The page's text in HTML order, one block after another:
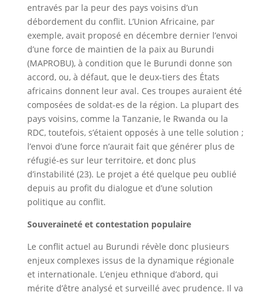
entravés par la peur des pays voisins d’un
débordement du conflit. L’Union Africaine, par
exemple, avait proposé en décembre dernier l’envoi
d’une force de maintien de la paix au Burundi
(MAPROBU), à condition que le Burundi donne son
accord, ou, à défaut, que le deux-tiers des États
africains donnent leur aval. Ces troupes auraient été
composées de soldat-es de la région. La plupart des
pays voisins, comme la Tanzanie, le Rwanda ou la
RDC, toutefois, s’étaient opposés à une telle solution ;
l’envoi d’une force n’aurait fait que générer plus de
réfugié-es sur leur territoire, et donc plus
d’instabilité (23). Le projet a été quelque peu oublié
depuis au profit du dialogue et d’une solution
politique au conflit.
Souveraineté et contestation populaire
Le conflit actuel au Burundi révèle donc plusieurs
enjeux complexes issus de la dynamique régionale
et internationale. L’enjeu ethnique d’abord, qui
mérite d’être analysé et surveillé avec prudence. Il va